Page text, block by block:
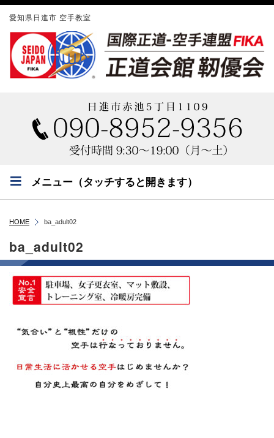
愛知県日進市 空手教室
メニュー（タッチすると開きます）
HOME ba_adult02
ba_adult02